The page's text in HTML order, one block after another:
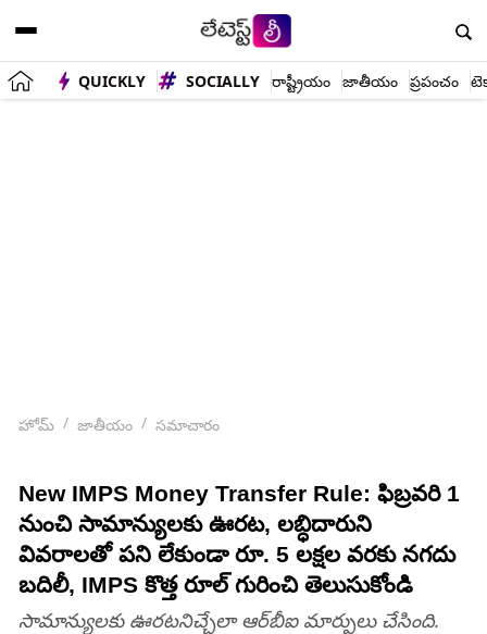
QUICKLY SOCIALLY రాష్ట్రీయం జాతీయం ప్రపంచం
హోమ్ జాతీయం సమాచారం
New IMPS Money Transfer Rule: ఫిబ్రవరి 1
నుంచి సామాన్యులకు ఊరట, లబ్ధిదారుని
వివరాలతో పని లేకుండా రూ. 5 లక్షల వరకు నగదు
బదిలీ, IMPS కొత్త రూల్ గురించి తెలుసుకోండి
సామాన్యులకు ఊరటనిచ్చేలా ఆర్‌బీఐ మార్పులు చేసింది.